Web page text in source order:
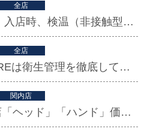
全店
【お客様へのお願い】入店時、検温（非接触型体温計による）の実施、新型コロナ感染予防及び拡散防止対策
全店
⾜の専⾨店 PEDI CAREは衛生管理を徹底しております
関内店
2020年1月より関内店「ヘッド」「ハンド」価格改定